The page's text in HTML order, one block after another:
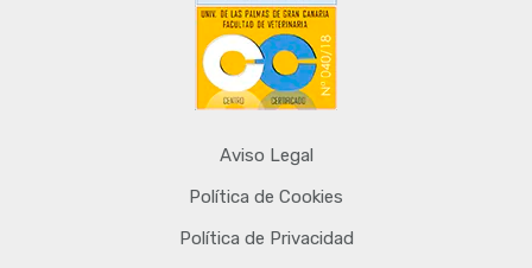
Aviso Legal
Política de Cookies
Política de Privacidad